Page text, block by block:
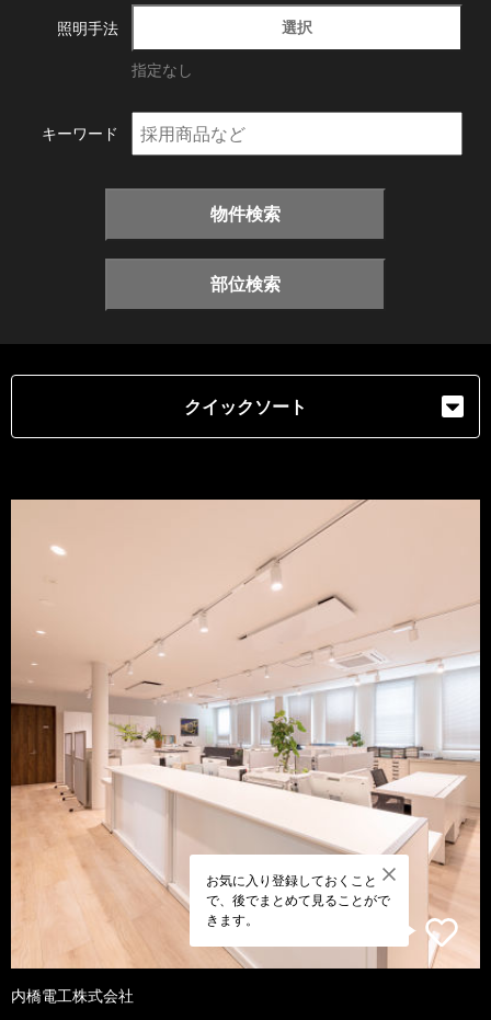
照明手法 選択
指定なし
キーワード
物件検索
部位検索
クイックソート
お気に入り登録しておくこと
で、後でまとめて見ることがで
きます。
内橋電工株式会社